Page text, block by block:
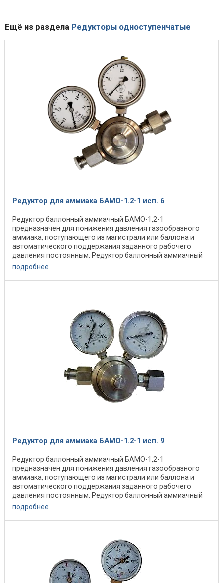
Ещё из раздела Редукторы одноступенчатые
Редуктор для аммиака БАМО-1.2-1 исп. 6
Редуктор баллонный аммиачный БАМО-1,2-1
предназначен для понижения давления газообразного
аммиака, поступающего из магистрали или баллона и
автоматического поддержания заданного рабочего
давления постоянным. Редуктор баллонный аммиачный
предназначен ...
подробнее
Редуктор для аммиака БАМО-1.2-1 исп. 9
Редуктор баллонный аммиачный БАМО-1,2-1
предназначен для понижения давления газообразного
аммиака, поступающего из магистрали или баллона и
автоматического поддержания заданного рабочего
давления постоянным. Редуктор баллонный аммиачный
предназначен ...
подробнее